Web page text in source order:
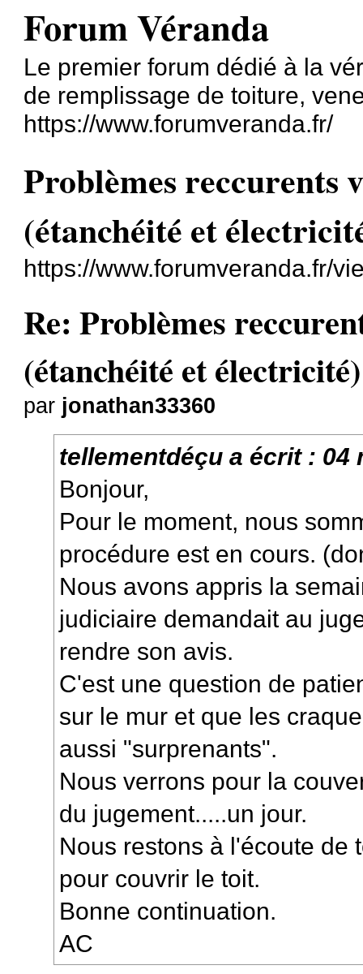
Forum Véranda
Le premier forum dédié à la
de remplissage de toiture,
https://www.forumveranda.fr/
Problèmes reccurents
(étanchéité et
https://www.forumveranda.fr/
Re: Problèmes
(étanchéité et électricité)
par jonathan33360
tellementdéçu a écrit : 04
Bonjour,
Pour le moment, nous
procédure est en cours.
Nous avons appris la
judiciaire demandait au
rendre son avis.
C'est une question de
sur le mur et que les
aussi "surprenants".
Nous verrons pour la
du jugement.....un jour.
Nous restons à l'écoute de
pour couvrir le toit.
Bonne continuation.
AC